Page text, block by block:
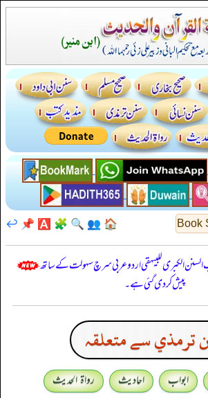
Book
🏠
👥
🔍
🧩
🅰️
📌
↩️
السنن الكبرى للبيهقي اردو عربی سرچ سہولت کے ساتھ
پیش کر دی گئی ہے۔
ترمذي سے متعلقہ
ابواب احادیث
رواۃ الحدیث